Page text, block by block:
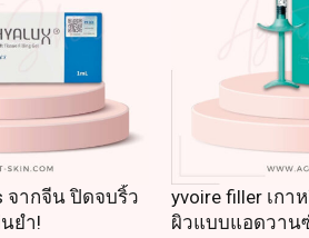
จากจีน ปิดจบริ้ว
ยำ!
yvoire filler เกา
ผิวแบบแอดวาน